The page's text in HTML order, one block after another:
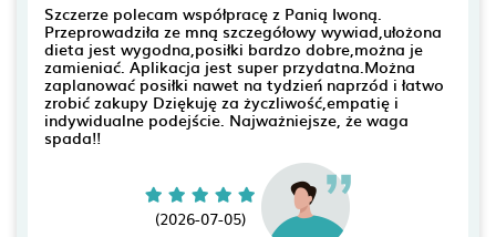
Szczerze polecam współpracę z Panią Iwoną.
Przeprowadziła ze mną szczegółowy wywiad,ułożona
dieta jest wygodna,posiłki bardzo dobre,można je
zamieniać. Aplikacja jest super przydatna.Można
zaplanować posiłki nawet na tydzień naprzód i łatwo
zrobić zakupy Dziękuję za życzliwość,empatię i
indywidualne podejście. Najważniejsze, że waga
spada!!
(2026-07-05)